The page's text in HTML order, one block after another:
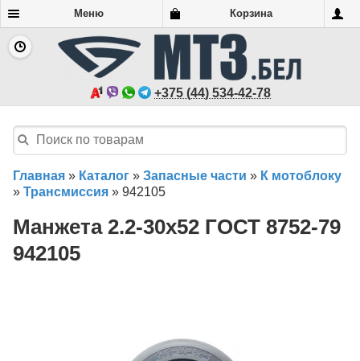
Меню Корзина
+375 (44) 534-42-78
Главная » Каталог » Запасные части » К мотоблоку
» Трансмиссия » 942105
Манжета 2.2-30х52 ГОСТ 8752-79
942105